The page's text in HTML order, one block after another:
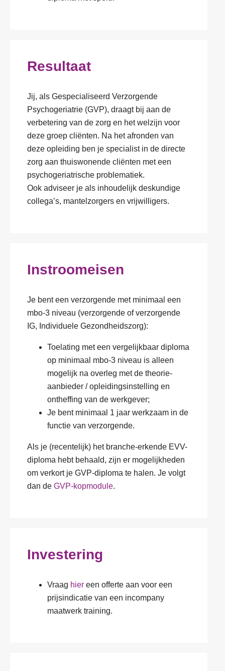
Resultaat
Jij, als Gespecialiseerd Verzorgende
Psychogeriatrie (GVP), draagt bij aan de
verbetering van de zorg en het welzijn voor
deze groep cliënten. Na het afronden van
deze opleiding ben je specialist in de directe
zorg aan thuiswonende cliënten met een
psychogeriatrische problematiek.
Ook adviseer je als inhoudelijk deskundige
collega’s, mantelzorgers en vrijwilligers.
Instroomeisen
Je bent een verzorgende met minimaal een
mbo-3 niveau (verzorgende of verzorgende
IG, Individuele Gezondheidszorg):
Toelating met een vergelijkbaar diploma
op minimaal mbo-3 niveau is alleen
mogelijk na overleg met de theorie-
aanbieder / opleidingsinstelling en
ontheffing van de werkgever;
Je bent minimaal 1 jaar werkzaam in de
functie van verzorgende.
Als je (recentelijk) het branche-erkende EVV-
diploma hebt behaald, zijn er mogelijkheden
om verkort je GVP-diploma te halen. Je volgt
dan de GVP-kopmodule.
Investering
Vraag hier een offerte aan voor een
prijsindicatie van een incompany
maatwerk training.